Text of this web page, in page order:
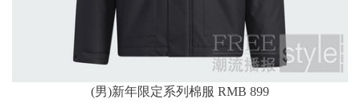
(男)新年限定系列棉服 RMB 899